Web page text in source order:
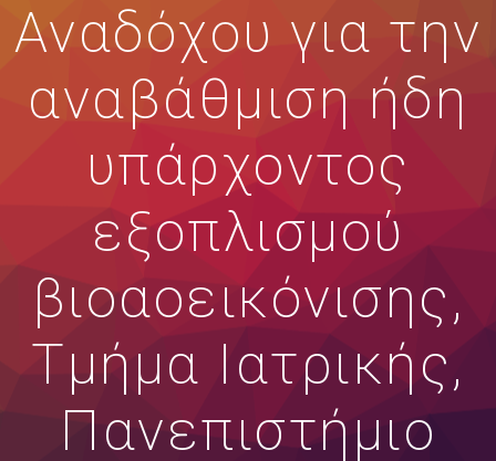
Αναδόχου για την
αναβάθμιση ήδη
υπάρχοντος
εξοπλισμού
βιοαοεικόνισης,
Τμήμα Ιατρικής,
Πανεπιστήμιο